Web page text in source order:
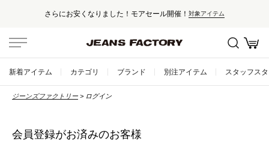
さらにお安くなりました！モアセール開催！ 対象アイテム
セール対象外アイテムは10%ポイント還元！
国内・海外500以上のブランドを取り揃えた高感度セレクトショップ
新規会員登録で500ptプレゼント！
新着アイテム カテゴリ ブランド 別注アイテム スタッフス
ジーンズファクトリー ログイン
会員登録がお済みのお客様